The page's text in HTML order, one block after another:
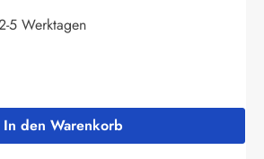
5 Werktagen
Gib den gewünschten
In den Warenkorb